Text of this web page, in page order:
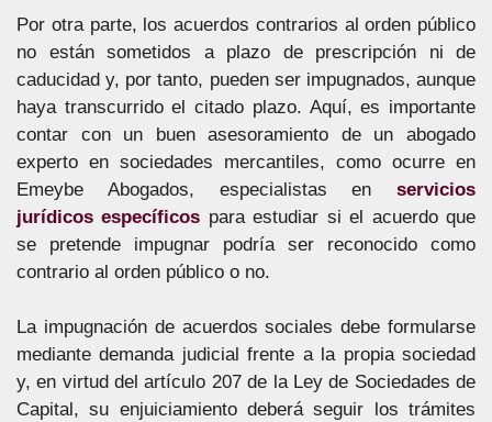
Por otra parte, los acuerdos contrarios al orden público
no están sometidos a plazo de prescripción ni de
caducidad y, por tanto, pueden ser impugnados, aunque
haya transcurrido el citado plazo. Aquí, es importante
contar con un buen asesoramiento de un abogado
experto en sociedades mercantiles, como ocurre en
Emeybe Abogados, especialistas en servicios
jurídicos específicos para estudiar si el acuerdo que
se pretende impugnar podría ser reconocido como
contrario al orden público o no.
La impugnación de acuerdos sociales debe formularse
mediante demanda judicial frente a la propia sociedad
y, en virtud del artículo 207 de la Ley de Sociedades de
Capital, su enjuiciamiento deberá seguir los trámites